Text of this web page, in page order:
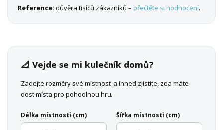
Reference: důvěra tisíců zákazníků – přečtěte si hodnocení.
📐 Vejde se mi kulečník domů?
Zadejte rozměry své místnosti a ihned zjistíte, zda máte
dost místa pro pohodlnou hru.
Délka místnosti (cm) Šířka místnosti (cm)